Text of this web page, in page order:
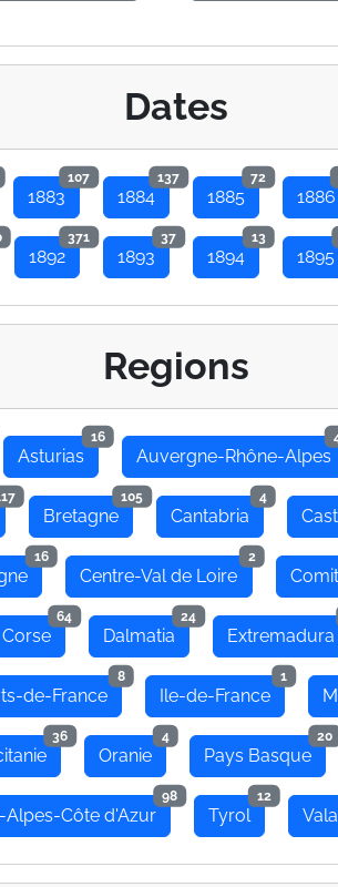
Dates
1883
107
1884
137
1885
72
1886
1892
371
1893
37
1894
13
1895
Regions
Asturias
16
Auvergne-Rhône-Alpes
Bretagne
105
Cantabria
4
16
Centre-Val de Loire
2
Corse
64
Dalmatia
24
Extremadura
de-France
8
Ile-de-France
1
36
Oranie
4
Pays Basque
20
Alpes-Côte d'Azur
98
Tyrol
12